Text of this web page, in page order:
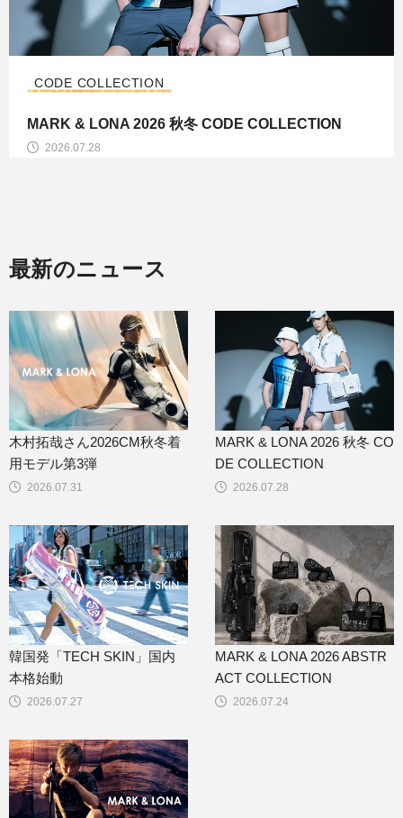
2026.07.28
CODE COLLECTION
MARK & LONA 2026 秋冬 CODE COLLECTION
最新のニュース
2026.07.31
木村拓哉さん2026CM秋冬着
用モデル第3弾
2026.07.28
MARK & LONA 2026 秋冬 CO
DE COLLECTION
2026.07.27
韓国発「TECH SKIN」国内
本格始動
2026.07.24
MARK & LONA 2026 ABSTR
ACT COLLECTION